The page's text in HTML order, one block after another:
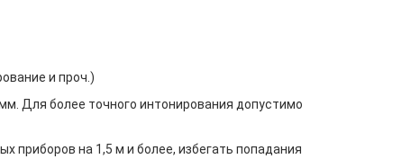
и проч.)
Для более точного интонирования допустимо
приборов на 1,5 м и более, избегать попадания